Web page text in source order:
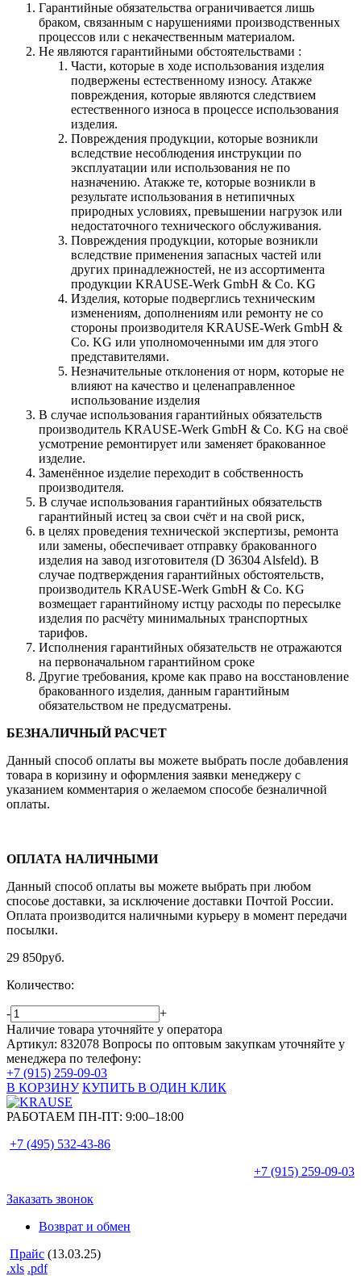
Гарантийные обязательства ограничивается лишь
браком, связанным с нарушениями производственных
процессов или с некачественным материалом.
Не являются гарантийными обстоятельствами :
Части, которые в ходе использования изделия
подвержены естественному износу. Атакже
повреждения, которые являются следствием
естественного износа в процессе использования
изделия.
Повреждения продукции, которые возникли
вследствие несоблюдения инструкции по
эксплуатации или использования не по
назначению. Атакже те, которые возникли в
результате использования в нетипичных
природных условиях, превышении нагрузок или
недостаточного технического обслуживания.
Повреждения продукции, которые возникли
вследствие применения запасных частей или
других принадлежностей, не из ассортимента
продукции KRAUSE-Werk GmbH & Со. KG
Изделия, которые подверглись техническим
изменениям, дополнениям или ремонту не со
стороны производителя KRAUSE-Werk GmbH &
Со. KG или уполномоченными им для этого
представителями.
Незначительные отклонения от норм, которые не
влияют на качество и целенаправленное
использование изделия
В случае использования гарантийных обязательств
производитель KRAUSE-Werk GmbH & Со. KG на своё
усмотрение ремонтирует или заменяет бракованное
изделие.
Заменённое изделие переходит в собственность
производителя.
В случае использования гарантийных обязательств
гарантийный истец за свои счёт и на свой риск,
в целях проведения технической экспертизы, ремонта
или замены, обеспечивает отправку бракованного
изделия на завод изготовителя (D 36304 Alsfeld). В
случае подтверждения гарантийных обстоятельств,
производитель KRAUSE-Werk GmbH & Со. KG
возмещает гарантийному истцу расходы по пересылке
изделия по расчёту минимальных транспортных
тарифов.
Исполнения гарантийных обязательств не отражаются
на первоначальном гарантийном сроке
Другие требования, кроме как право на восстановление
бракованного изделия, данным гарантийным
обязательством не предусматрены.
БЕЗНАЛИЧНЫЙ РАСЧЕТ
Данный способ оплаты вы можете выбрать после добавления
товара в коризину и оформления заявки менеджеру c
указанием комментария о желаемом способе безналичной
оплаты.
ОПЛАТА НАЛИЧНЫМИ
Данный способ оплаты вы можете выбрать при любом
спосоье доставки, за исключение доставки Почтой России.
Оплата производится наличными курьеру в момент передачи
посылки.
29 850руб.
Количество:
-
+
Наличие товара уточняйте у оператора
Артикул: 832078 Вопросы по оптовым закупкам уточняйте у
менеджера по телефону:
+7 (915) 259-09-03
В КОРЗИНУ КУПИТЬ В ОДИН КЛИК
РАБОТАЕМ ПН-ПТ: 9:00–18:00
+7 (495) 532-43-86
+7 (915) 259-09-03
Заказать звонок
Возврат и обмен
Прайс (13.03.25)
.xls .pdf